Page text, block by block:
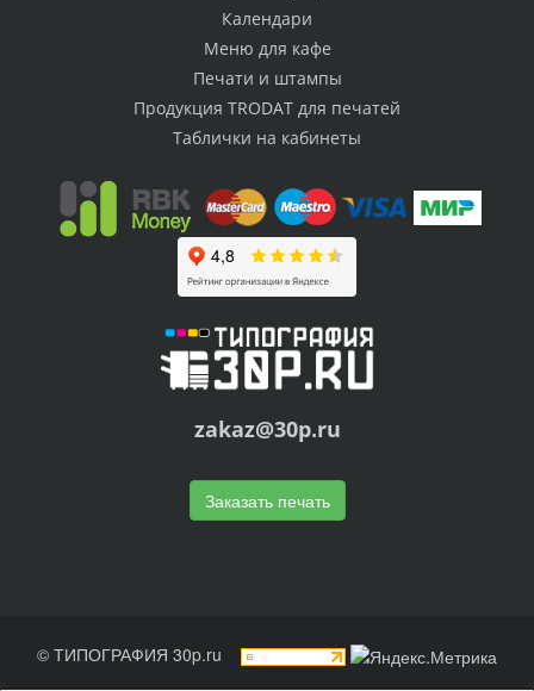
Календари
Меню для кафе
Печати и штампы
Продукция TRODAT для печатей
Таблички на кабинеты
zakaz@30p.ru
Заказать печать
© ТИПОГРАФИЯ 30p.ru